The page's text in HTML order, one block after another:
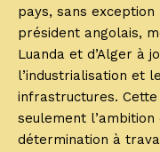
pays, sans
président angolais,
Luanda et d’Alger à
l’industrialisation et
infrastructures.
seulement
détermination à